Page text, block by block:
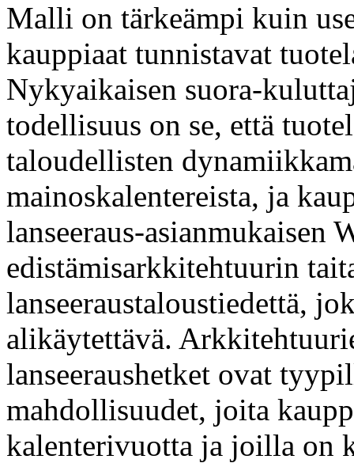
Malli on tärkeämpi kuin
kauppiaat tunnistavat
Nykyaikaisen suora-
todellisuus on se, että
taloudellisten
mainoskalentereista, ja
lanseeraus-asianmukaisen
edistämisarkkitehtuurin
lanseeraustaloustiedettä,
alikäytettävä.
lanseeraushetket ovat
mahdollisuudet, joita
kalenterivuotta ja joilla on